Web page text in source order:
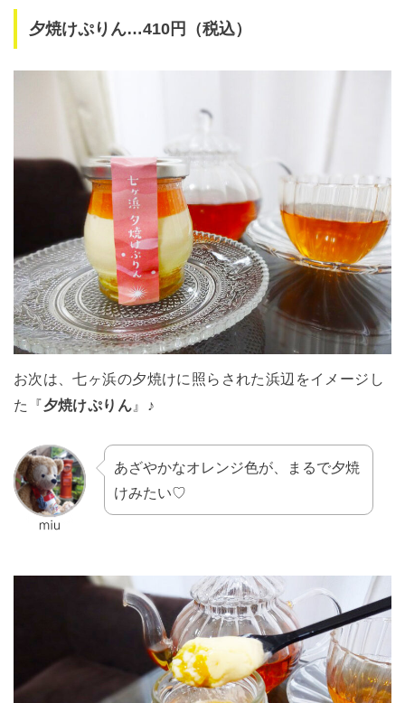
夕焼けぷりん…410円（税込）
お次は、七ヶ浜の夕焼けに照らされた浜辺をイメージし
た『夕焼けぷりん 』♪
あざやかなオレンジ色が、まるで夕焼
けみたい♡